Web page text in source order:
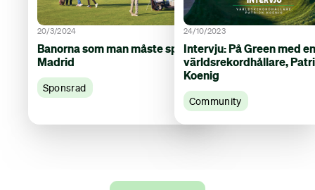
20/3/2024
Banorna som man måste spela i
Madrid
Sponsrad
24/10/2023
Intervju: På Green med en
världsrekordhållare,
Koenig
Community